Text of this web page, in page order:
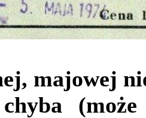
majowej